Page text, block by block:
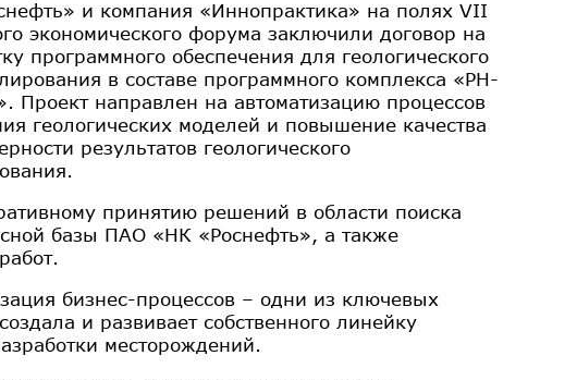
и компания «Иннопрактика» на полях VII
экономического форума заключили договор на
программного обеспечения для геологического
в составе программного комплекса «РН-
Проект направлен на автоматизацию процессов
геологических моделей и повышение качества
результатов геологического
принятию решений в области поиска
базы ПАО «НК «Роснефть», а также
бизнес-процессов – одни из ключевых
и развивает собственного линейку
месторождений.